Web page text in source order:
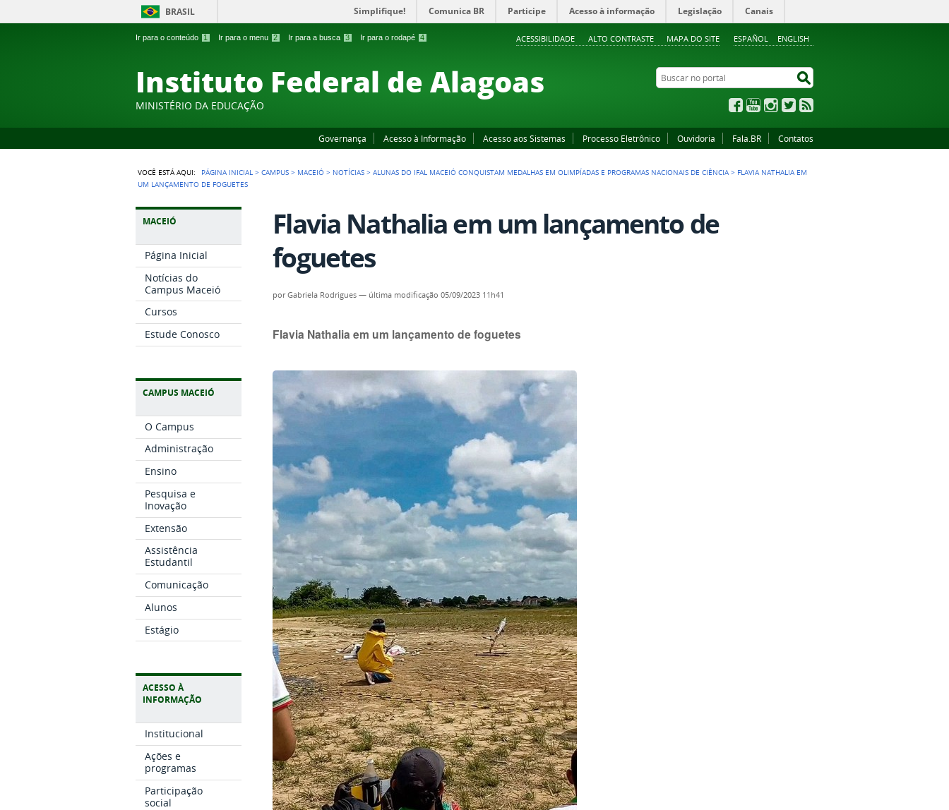
Ir para o conteúdo 1 Ir para o menu 2 Ir para a busca 3 Ir para o rodapé 4 ESPAÑOL ENGLISH
ACESSIBILIDADE ALTO CONTRASTE MAPA DO SITE
BRASIL Simplifique! Comunica BR Participe Acesso à informação Legislação Canais
Instituto Federal de Alagoas
MINISTÉRIO DA EDUCAÇÃO
Buscar no portal
FacebookYouTubeInstagram
Twitter
Governança Acesso à Informação Acesso aos Sistemas Processo Eletrônico Ouvidoria Fala.BR Contatos
VOCÊ ESTÁ AQUI: PÁGINA INICIAL >CAMPUS > MACEIÓ > NOTÍCIAS >ALUNAS DO IFAL MACEIÓ CONQUISTAM MEDALHAS EM OLIMPÍADAS E PROGRAMAS NACIONAIS DE CIÊNCIA > FLAVIA NATHALIA EM
UM LANÇAMENTO DE FOGUETES
MACEIÓ
Página Inicial
Notícias do
Campus Maceió
Cursos
Estude Conosco
CAMPUS MACEIÓ
O Campus
Administração
Ensino
Pesquisa e
Inovação
Extensão
Assistência
Estudantil
Comunicação
Alunos
Estágio
ACESSO À
INFORMAÇÃO
Institucional
Ações e
programas
Participação
social
Flavia Nathalia em um lançamento de
foguetes
porGabriela Rodrigues — última modificação 05/09/2023 11h41
Flavia Nathalia em um lançamento de foguetes